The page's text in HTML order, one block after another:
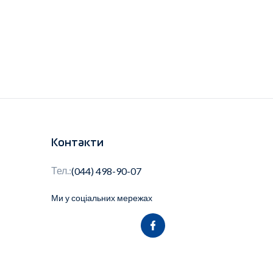
Контакти
Тел.:(044) 498-90-07
Ми у соціальних мережах